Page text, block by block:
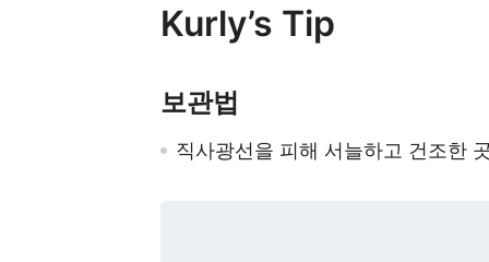
Kurly’s Tip
보관법
직사광선을 피해 서늘하고 건조한